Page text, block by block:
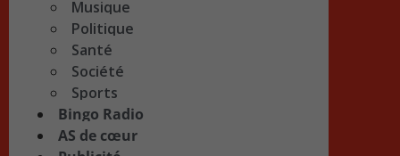
Musique
Politique
Santé
Société
Sports
Bingo Radio
AS de cœur